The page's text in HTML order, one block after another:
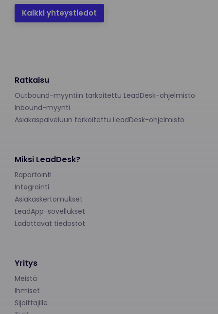
Kaikki yhteystiedot
Ratkaisu
Outbound-myyntiin tarkoitettu LeadDesk-ohjelmisto
Inbound-myynti
Asiakaspalveluun tarkoitettu LeadDesk-ohjelmisto
Miksi LeadDesk?
Raportointi
Integrointi
Asiakaskertomukset
LeadApp-sovellukset
Ladattavat tiedostot
Yritys
Meistä
Ihmiset
Sijoittajille